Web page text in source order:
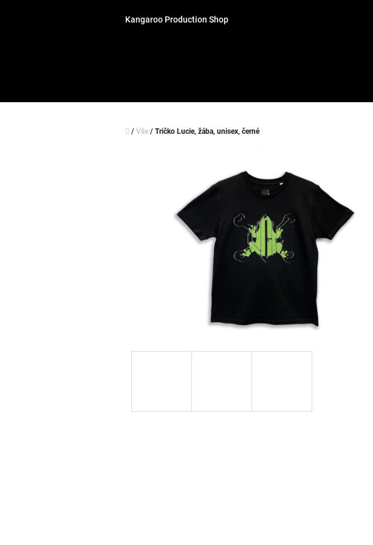
Kangaroo Production Shop
Domů
/ Vše / Tričko Lucie, žába, unisex, černé